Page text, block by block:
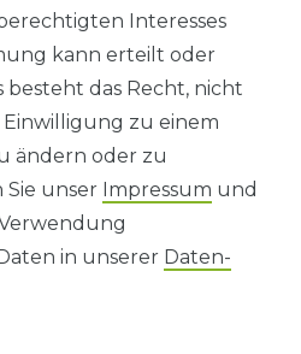
Interesses
kann erteilt oder
das Recht, nicht
zu einem
ändern oder zu
unser Impressum und
in unserer Daten­